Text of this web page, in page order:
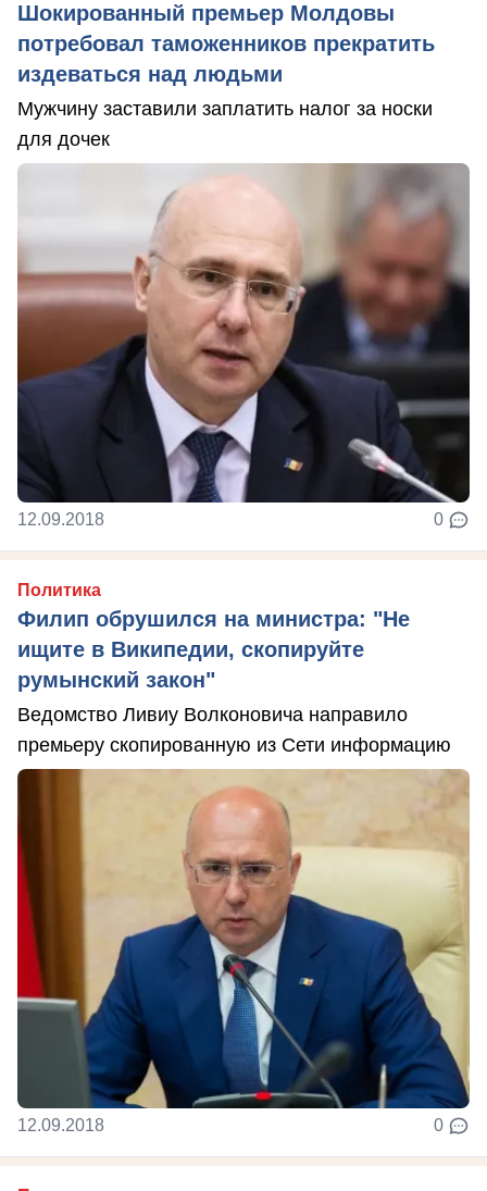
Шокированный премьер Молдовы
потребовал таможенников прекратить
издеваться над людьми
Мужчину заставили заплатить налог за носки
для дочек
12.09.2018 0
Политика
Филип обрушился на министра: "Не
ищите в Википедии, скопируйте
румынский закон"
Ведомство Ливиу Волконовича направило
премьеру скопированную из Сети информацию
12.09.2018 0